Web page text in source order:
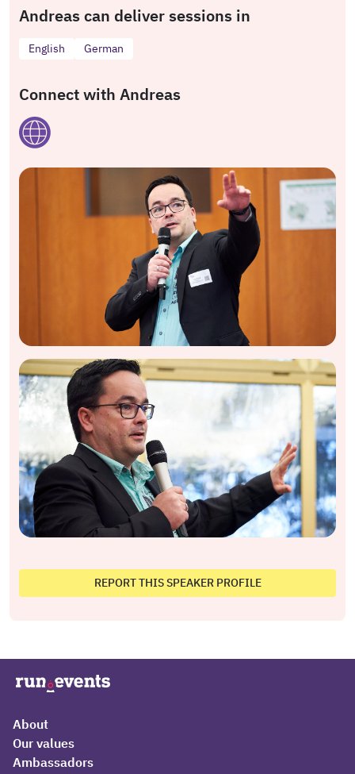
Andreas can deliver sessions in
English German
Connect with Andreas
REPORT THIS SPEAKER PROFILE
About
Our values
Ambassadors